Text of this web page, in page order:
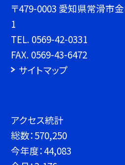
〒479-0003 愛知県常滑市
1
TEL. 0569-42-0331
FAX. 0569-43-6472
サイトマップ
アクセス統計
総数：570,250
今年度：44,083